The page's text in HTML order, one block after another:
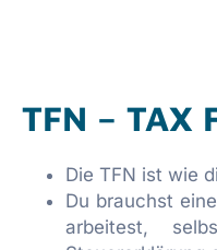
TFN – TAX
Die TFN ist wie
Du brauchst
arbeitest,